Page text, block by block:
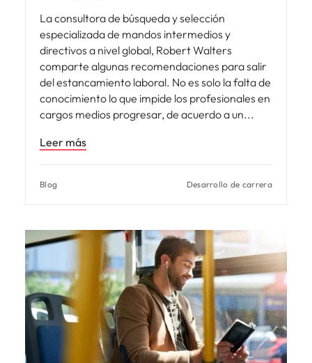
La consultora de búsqueda y selección
especializada de mandos intermedios y
directivos a nivel global, Robert Walters
comparte algunas recomendaciones para salir
del estancamiento laboral. No es solo la falta de
conocimiento lo que impide los profesionales en
cargos medios progresar, de acuerdo a un
Leer más
Blog Desarrollo de carrera